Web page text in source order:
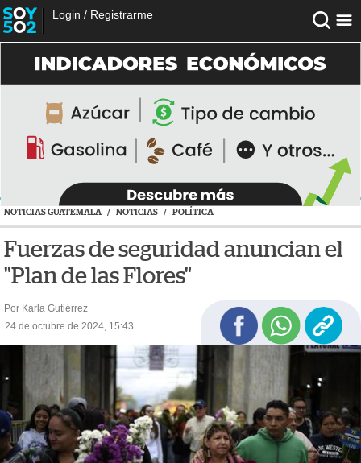
Login / Registrarme
NOTICIAS GUATEMALA / NOTICIAS / POLÍTICA
Fuerzas de seguridad anuncian el
"Plan de las Flores"
Por Karla Gutiérrez
24 de octubre de 2024, 15:43